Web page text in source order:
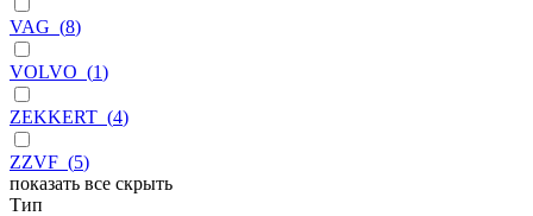
VAG (8)
VOLVO (1)
ZEKKERT (4)
ZZVF (5)
показать все скрыть
Тип